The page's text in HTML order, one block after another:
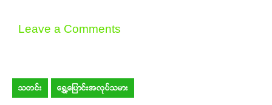
Leave a Comments
သတင်း ရွှေ့ပြောင်းအလုပ်သမား